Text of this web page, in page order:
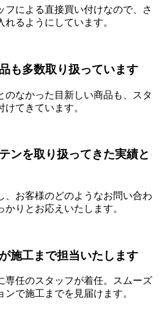
フによる直接買い付けなので、さ
れるようにしています。
も多数取り扱っています
のなかった目新しい商品も、スタ
てきています。
ンを取り扱ってきた実績と
、お客様のどのようなお問い合わ
りとお応えいたします。
施工まで担当いたします
専任のスタッフが着任。スムーズ
ンで施工までを見届けます。